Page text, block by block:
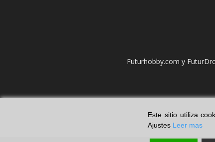
Futurhobby.com y
Este sitio utiliza
Ajustes Leer mas